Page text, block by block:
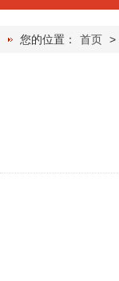
您的位置： 首页 >